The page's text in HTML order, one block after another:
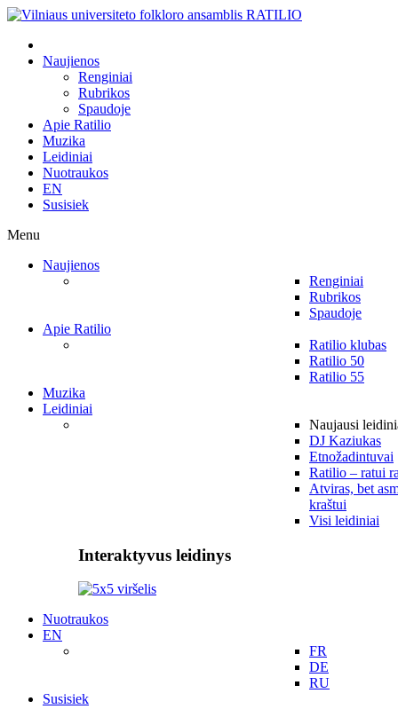
Naujienos
Renginiai
Rubrikos
Spaudoje
Apie Ratilio
Muzika
Leidiniai
Nuotraukos
EN
Susisiek
Menu
Naujienos
Renginiai
Rubrikos
Spaudoje
Apie Ratilio
Ratilio klubas
Ratilio 50
Ratilio 55
Muzika
Leidiniai
Naujausi
DJ Kaziukas
Etnožadintuvai
Ratilio – ratui
Atviras, bet
kraštui
Visi leidiniai
Interaktyvus leidinys
Nuotraukos
EN
FR
DE
RU
Susisiek